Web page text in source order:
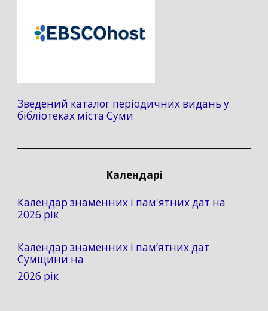
Зведений каталог періодичних видань у
бібліотеках міста Суми
Календарі
Календар знаменних і пам'ятних дат на
2026 рік
Календар знаменних і пам’ятних дат
Сумщини на
2026 рік